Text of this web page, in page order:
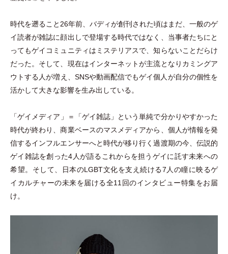
時代を遡ること26年前、バディが創刊された頃はまだ、一般のゲ
イ読者が雑誌に顔出しで登場する時代ではなく、当事者たちにと
ってもゲイコミュニティはミステリアスで、知らないことだらけ
だった。そして、現在はインターネットが主流となりカミングア
ウトする人が増え、SNSや動画配信でもゲイ個人が自分の個性を
活かして大きな影響を生み出している。
「ゲイメディア 」 ＝ 「ゲイ雑誌 」
という単純で分かりやすかった
時代が終わり、商業ベースのマスメディアから、個人が情報を発
信するインフルエンサーへと時代が移り行く過渡期の今、伝説的
ゲイ雑誌を創った4人が語るこれからを担うゲイに託す未来への
希望。そして、日本のLGBT文化を支え続ける7人の瞳に映るゲ
イカルチャーの未来を届ける全11回のインタビュー特集をお届
け。